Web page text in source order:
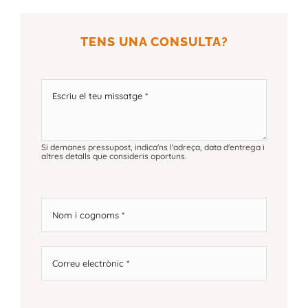
TENS UNA CONSULTA?
Si demanes pressupost, indica'ns l'adreça, data d'entrega i
altres detalls que consideris oportuns.